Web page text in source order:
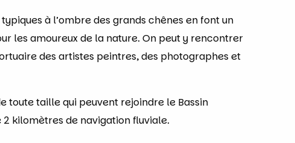
à l’ombre des grands chênes en font un
les amoureux de la nature. On peut y rencontrer
des artistes peintres, des photographes et
toute taille qui peuvent rejoindre le Bassin
2 kilomètres de navigation fluviale.